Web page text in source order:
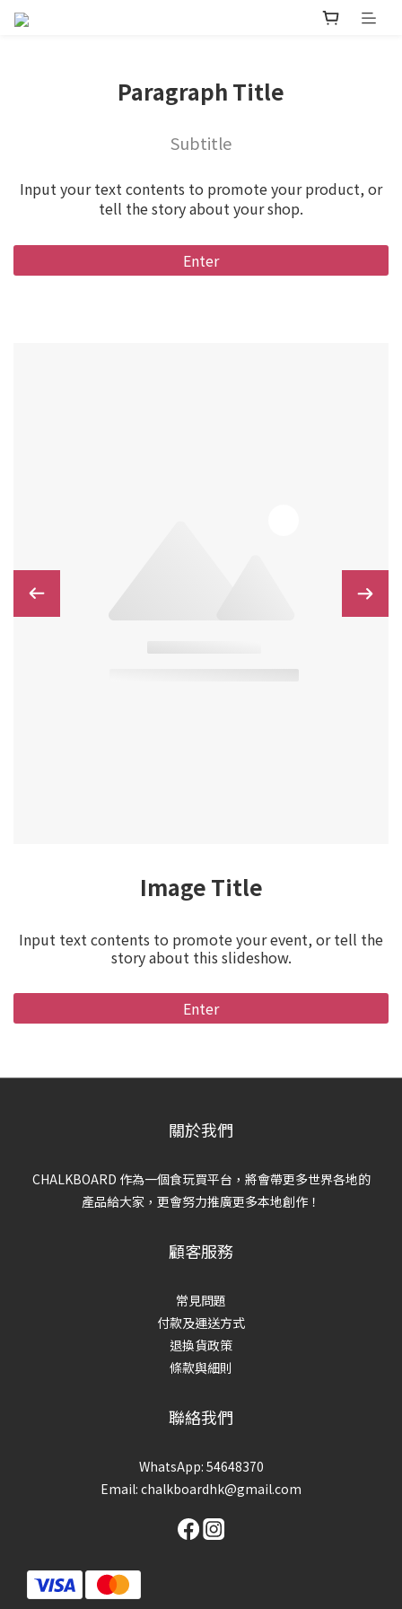
Paragraph Title
Subtitle
Input your text contents to promote your product, or
tell the story about your shop.
Enter
Image Title
Input text contents to promote your event, or tell the
story about this slideshow.
Enter
關於我們
CHALKBOARD 作為一個食玩買平台，將會帶更多世界各地的
產品給大家，更會努力推廣更多本地創作！
顧客服務
常見問題
付款及運送方式
退換貨政策
條款與細則
聯絡我們
WhatsApp: 54648370
Email: chalkboardhk@gmail.com